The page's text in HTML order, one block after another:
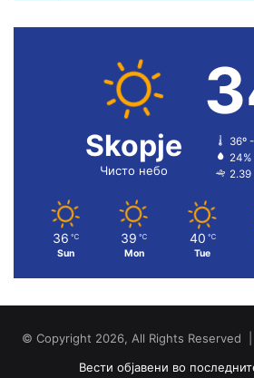
Skopje
Чисто небо
36º
24%
36 ℃
Sun
39 ℃
Mon
40 ℃
Tue
© Copyright 2026, All Rights Reserved
Вести објавени во